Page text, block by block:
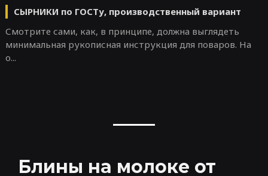
СЫРНИКИ по ГОСТу, производственный вариант
Смотрите сами, как, в принципе, должна выглядеть
минимальная рукописная инструкция для поваров. На
о...
Блины на молоке от